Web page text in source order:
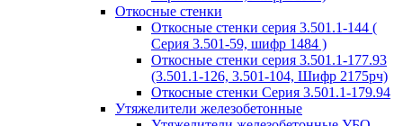
Откосные стенки
Откосные стенки серия 3.501.1-144 (
Серия 3.501-59, шифр 1484 )
Откосные стенки серия 3.501.1-177.93
(3.501.1-126, 3.501-104, Шифр 2175рч)
Откосные стенки Серия 3.501.1-179.94
Утяжелители железобетонные